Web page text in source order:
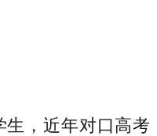
，近年对口高考